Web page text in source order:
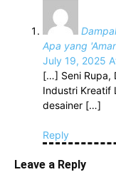
Apa yang
July 19, 2025
[…] Seni Rupa,
Industri Kreatif
desainer […]
Reply
Leave a Reply